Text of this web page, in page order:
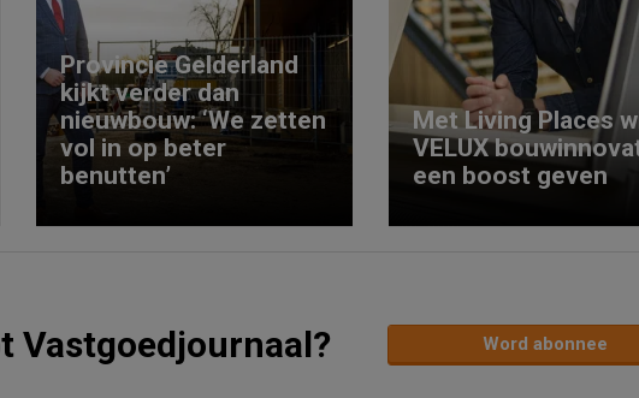
Provincie Gelderland
kijkt verder dan
nieuwbouw: ‘We zetten
vol in op beter
benutten’
Met Living Places
VELUX
een boost geven
Vastgoedjournaal? Word abonnee